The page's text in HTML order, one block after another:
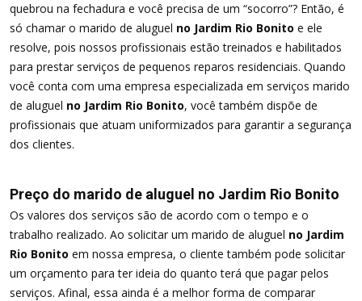
quebrou na fechadura e você precisa de um “socorro”? Então, é
só chamar o marido de aluguel no Jardim Rio Bonito e ele
resolve, pois nossos profissionais estão treinados e habilitados
para prestar serviços de pequenos reparos residenciais. Quando
você conta com uma empresa especializada em serviços marido
de aluguel no Jardim Rio Bonito, você também dispõe de
profissionais que atuam uniformizados para garantir a segurança
dos clientes.
Preço do marido de aluguel no Jardim Rio Bonito
Os valores dos serviços são de acordo com o tempo e o
trabalho realizado. Ao solicitar um marido de aluguel no Jardim
Rio Bonito em nossa empresa, o cliente também pode solicitar
um orçamento para ter ideia do quanto terá que pagar pelos
serviços. Afinal, essa ainda é a melhor forma de comparar